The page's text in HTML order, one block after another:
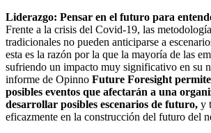
Liderazgo: Pensar en el futuro para
Frente a la crisis del Covid-19, las
tradicionales no pueden anticiparse a
esta es la razón por la que la mayoría de las
sufriendo un impacto muy significativo en su
informe de Opinno Future Foresight
posibles eventos que afectarán a una
desarrollar posibles escenarios de futuro, y
eficazmente en la construcción del futuro del